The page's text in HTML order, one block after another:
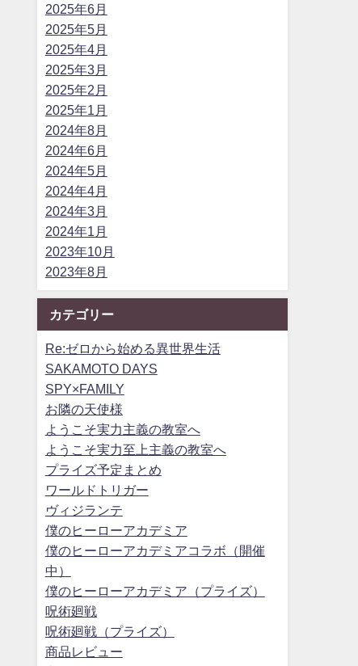
2025年6月
2025年5月
2025年4月
2025年3月
2025年2月
2025年1月
2024年8月
2024年6月
2024年5月
2024年4月
2024年3月
2024年1月
2023年10月
2023年8月
カテゴリー
Re:ゼロから始める異世界生活
SAKAMOTO DAYS
SPY×FAMILY
お隣の天使様
ようこそ実力主義の教室へ
ようこそ実力至上主義の教室へ
プライズ予定まとめ
ワールドトリガー
ヴィジランテ
僕のヒーローアカデミア
僕のヒーローアカデミアコラボ（開催
中）
僕のヒーローアカデミア（プライズ）
呪術廻戦
呪術廻戦（プライズ）
商品レビュー